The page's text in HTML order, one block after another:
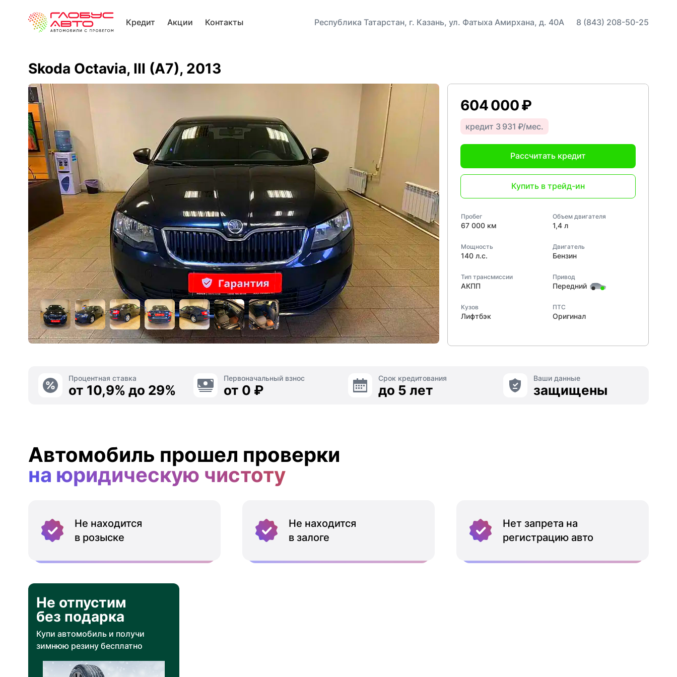
Кредит Акции Контакты Республика Татарстан, г. Казань, ул. Фатыха Амирхана, д. 40А 8 (843) 208-50-25
Skoda Octavia, III (A7), 2013
604 000 ₽
кредит 3 931 ₽/мес.
Рассчитать кредит
Купить в трейд-ин
Пробег
67 000 км
Объем двигателя
1,4 л
Мощность
140 л.с.
Двигатель
Бензин
Тип трансмиссии
АКПП
Привод
Передний
Кузов
Лифтбэк
ПТС
Оригинал
Процентная ставка
от 10,9% до 29%
Первоначальный взнос
от 0 ₽
Срок кредитования
до 5 лет
Ваши данные
защищены
Автомобиль прошел проверки
на юридическую чистоту
Не находится
в розыске
Не находится
в залоге
Нет запрета на
регистрацию авто
Не отпустим
без подарка
Купи автомобиль и получи
зимнюю резину бесплатно